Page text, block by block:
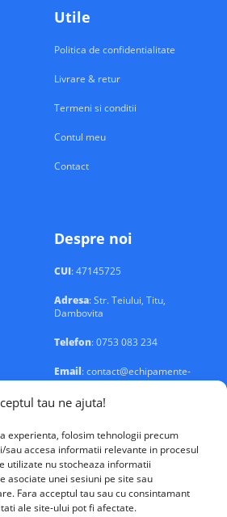
tau ne ajuta!
experienta, folosim tehnologii precum
sau accesa informatii relevante in procesul
utilizate nu stocheaza informatii
asociate unei sesiuni pe site sau
Fara acceptul tau sau cu consintamant
ale site-ului pot fi afectate.
Utile
Politica de confidentialitate
Livrare & retur
Termeni si conditii
Contul meu
Contact
Despre noi
CUI: 47145725
Adresa: Str. Teiului, Titu,
Dambovita
Telefon: 0753 083 234
Email: contact@echipamente-
electrice.ro
Solutions © 2026